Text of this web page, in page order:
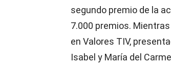
segundo premio de la
7.000 premios.
en Valores TIV,
Isabel y María del